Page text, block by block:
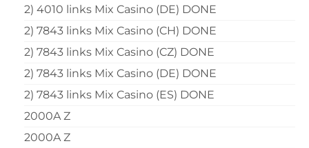
2) 4010 links Mix Casino (DE) DONE
2) 7843 links Mix Casino (CH) DONE
2) 7843 links Mix Casino (CZ) DONE
2) 7843 links Mix Casino (DE) DONE
2) 7843 links Mix Casino (ES) DONE
2000A Z
2000A Z